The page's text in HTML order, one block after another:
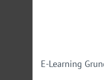
E-Learning